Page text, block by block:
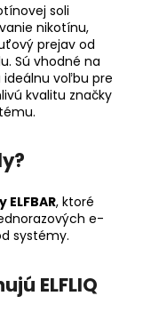
soli
nikotínu,
prejav od
Sú vhodné na
voľbu pre
kvalitu značky
, ktoré
e-
systémy.
ELFLIQ